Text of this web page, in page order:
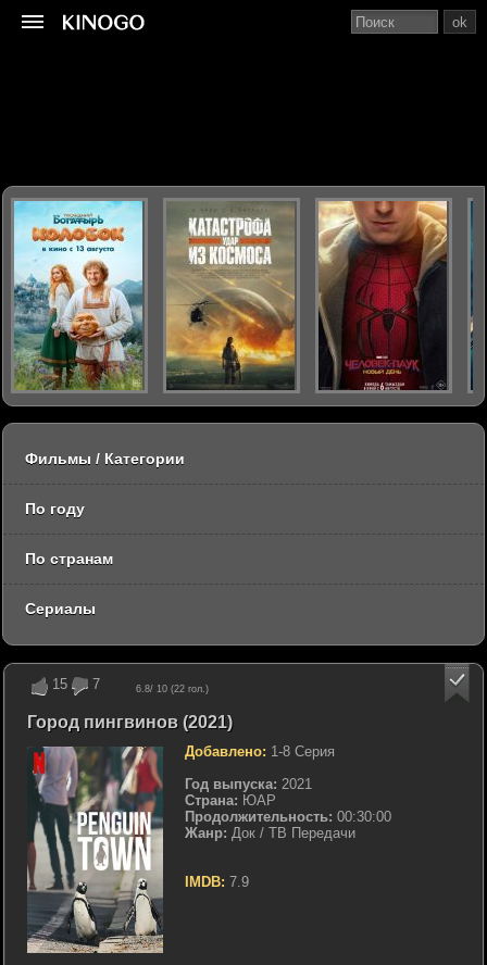
15 7 6.8/ 10 (22 гол.)
Город пингвинов (2021)
Добавлено: 1-8 Серия
Год выпуска: 2021
Страна: ЮАР
Продолжительность: 00:30:00
Жанр: Док / ТВ Передачи
IMDB: 7.9
ok
Фильмы / Категории
По году
По странам
Сериалы